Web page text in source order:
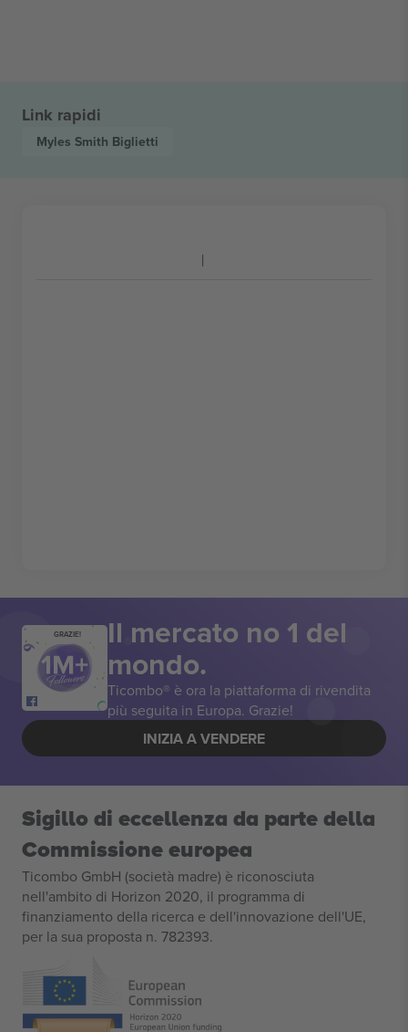
Link rapidi
Myles Smith Biglietti
GRAZIE! Il mercato no 1 del
mondo.
Ticombo® è ora la piattaforma di rivendita
più seguita in Europa. Grazie!
INIZIA A VENDERE
Sigillo di eccellenza da parte della
Commissione europea
Ticombo GmbH (società madre) è riconosciuta
nell'ambito di Horizon 2020, il programma di
finanziamento della ricerca e dell'innovazione dell'UE,
per la sua proposta n. 782393.